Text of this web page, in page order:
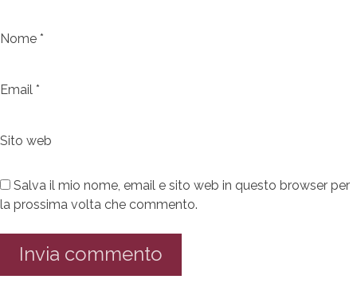
Nome *
Email *
Sito web
Salva il mio nome, email e sito web in questo browser per
la prossima volta che commento.